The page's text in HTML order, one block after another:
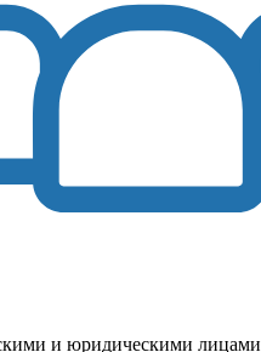
и юридическими лицами